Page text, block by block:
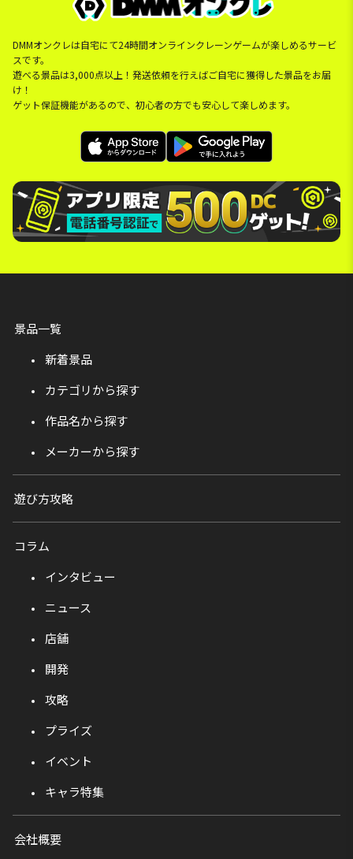
DMMオンクレは自宅にて24時間オンラインクレーンゲームが楽しめるサービ
スです。
遊べる景品は3,000点以上！発送依頼を行えばご自宅に獲得した景品をお届
け！
ゲット保証機能があるので、初心者の方でも安心して楽しめます。
景品一覧
新着景品
カテゴリから探す
作品名から探す
メーカーから探す
遊び方攻略
コラム
インタビュー
ニュース
店舗
開発
攻略
プライズ
イベント
キャラ特集
会社概要